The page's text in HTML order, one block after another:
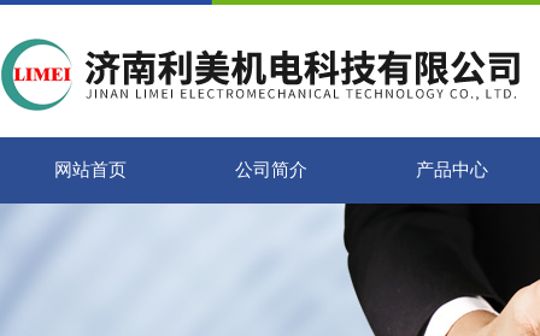
网站首页 公司简介 产品中心